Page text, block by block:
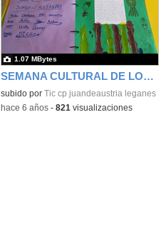
SEMANA CULTURAL DE LOS CUENTOS 47
subido por Tic cp juandeaustria leganes
1.07 MBytes
-hace 6 años- 821 visualizaciones